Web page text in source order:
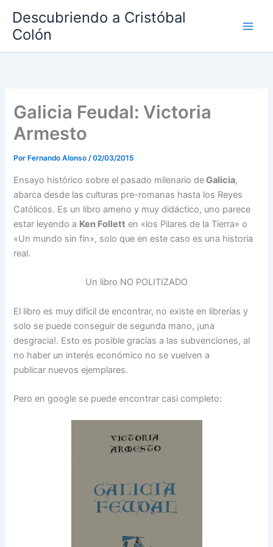
contenido
Descubriendo a Cristóbal
Colón
Galicia Feudal: Victoria
Armesto
Por Fernando Alonso/02/03/2015
Ensayo histórico sobre el pasado milenario deGalicia,
abarca desde las culturas pre-romanas hasta los Reyes
Católicos. Es un libro ameno y muy didáctico, uno parece
estar leyendo a Ken Follett en «los Pilares de la Tierra» o
«Un mundo sin fin», solo que en este caso es una historia
real.
Un libro NO POLITIZADO
El libro es muy difícil de encontrar, no existe en librerías y
solo se puede conseguir de segunda mano, ¡una
desgracia!. Esto es posible gracias a las subvenciones, al
no haber un interés económico no se vuelven a
publicar nuevos ejemplares.
Pero en google se puede encontrar casi completo: